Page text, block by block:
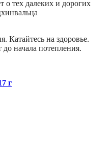
о тех далеких и дорогих
Катайтесь на здоровье.
начала потепления.
г